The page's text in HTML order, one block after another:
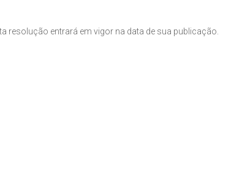
resolução entrará em vigor na data de sua publicação.